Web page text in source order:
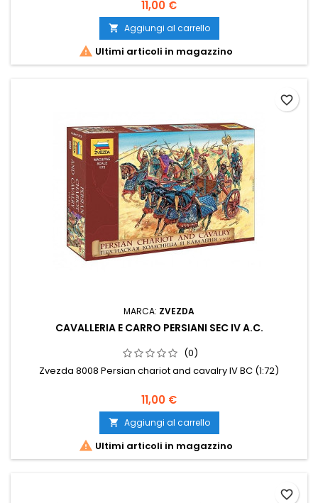
11,00 €
 Aggiungi al carrello
 Ultimi articoli in magazzino
MARCA: ZVEZDA
CAVALLERIA E CARRO PERSIANI SEC IV A.C.
(0)
Zvezda 8008 Persian chariot and cavalry IV BC (1:72)
11,00 €
 Aggiungi al carrello
 Ultimi articoli in magazzino
favorite_border
favorite_border